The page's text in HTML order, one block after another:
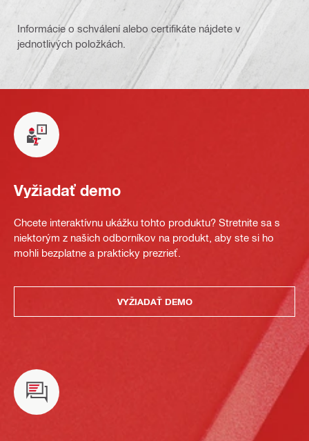
Informácie o schválení alebo certifikáte nájdete v
jednotlivých položkách.
Vyžiadať demo
Chcete interaktívnu ukážku tohto produktu? Stretnite sa s
niektorým z našich odborníkov na produkt, aby ste si ho
mohli bezplatne a prakticky prezrieť.
VYŽIADAŤ DEMO